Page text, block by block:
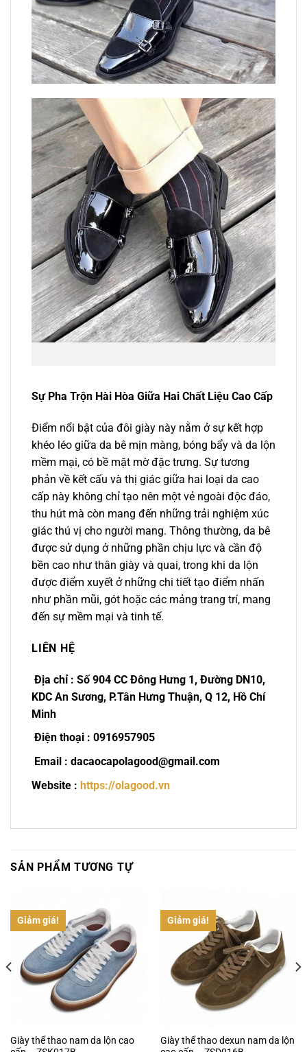
Sự Pha Trộn Hài Hòa Giữa Hai Chất Liệu Cao Cấp
Điểm nổi bật của đôi giày này nằm ở sự kết hợp
khéo léo giữa da bê mịn màng, bóng bẩy và da lộn
mềm mại, có bề mặt mờ đặc trưng. Sự tương
phản về kết cấu và thị giác giữa hai loại da cao
cấp này không chỉ tạo nên một vẻ ngoài độc đáo,
thu hút mà còn mang đến những trải nghiệm xúc
giác thú vị cho người mang. Thông thường, da bê
được sử dụng ở những phần chịu lực và cần độ
bền cao như thân giày và quai, trong khi da lộn
được điểm xuyết ở những chi tiết tạo điểm nhấn
như phần mũi, gót hoặc các mảng trang trí, mang
đến sự mềm mại và tinh tế.
LIÊN HỆ
Địa chỉ : Số 904 CC Đông Hưng 1, Đường DN10,
KDC An Sương, P.Tân Hưng Thuận, Q 12, Hồ Chí
Minh
Điện thoại : 0916957905
Email : dacaocapolagood@gmail.com
Website : https://olagood.vn
SẢN PHẨM TƯƠNG TỰ
Giảm giá!
Giày thể thao nam da lộn cao
Giảm giá!
Giày thể thao dexun nam da lộn